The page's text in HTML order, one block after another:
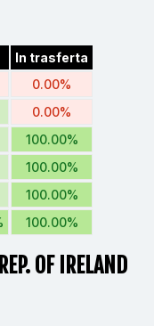
In trasferta
0.00%
0.00%
100.00%
100.00%
100.00%
100.00%
OF IRELAND